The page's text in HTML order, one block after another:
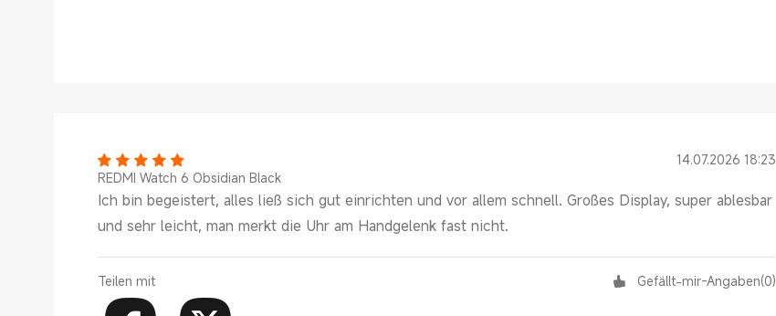
14.07.2026 18:23
REDMI Watch 6 Obsidian Black
Ich bin begeistert, alles ließ sich gut einrichten und vor allem schnell. Großes Display, super ablesbar
und sehr leicht, man merkt die Uhr am Handgelenk fast nicht.
Teilen mit Gefällt-mir-Angaben(0)